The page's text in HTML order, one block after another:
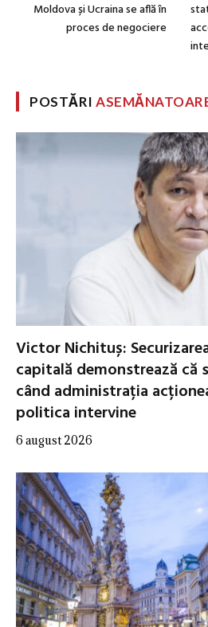
Moldova și Ucraina se află în
proces de negociere
POSTĂRI
Victor Nichituș:
capitală demonstrează că
când administrația
politica intervine
6 august 2026